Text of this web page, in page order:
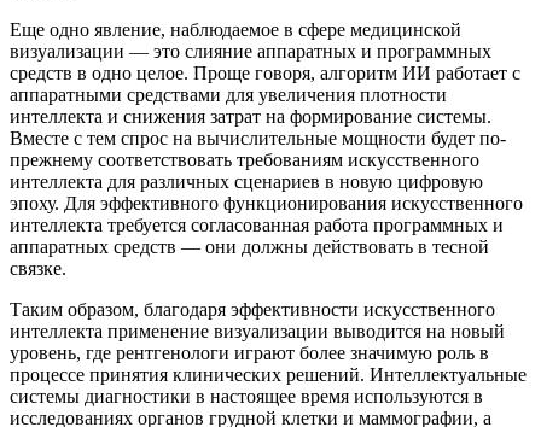
Еще одно явление, наблюдаемое в сфере медицинской
визуализации — это слияние аппаратных и программных
средств в одно целое. Проще говоря, алгоритм ИИ работает с
аппаратными средствами для увеличения плотности
интеллекта и снижения затрат на формирование системы.
Вместе с тем спрос на вычислительные мощности будет по-
прежнему соответствовать требованиям искусственного
интеллекта для различных сценариев в новую цифровую
эпоху. Для эффективного функционирования искусственного
интеллекта требуется согласованная работа программных и
аппаратных средств — они должны действовать в тесной
связке.
Таким образом, благодаря эффективности искусственного
интеллекта применение визуализации выводится на новый
уровень, где рентгенологи играют более значимую роль в
процессе принятия клинических решений. Интеллектуальные
системы диагностики в настоящее время используются в
исследованиях органов грудной клетки и маммографии, а